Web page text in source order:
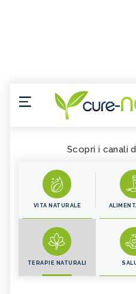
Scopri i canali
VITA NATURALE
TERAPIE NATURALI